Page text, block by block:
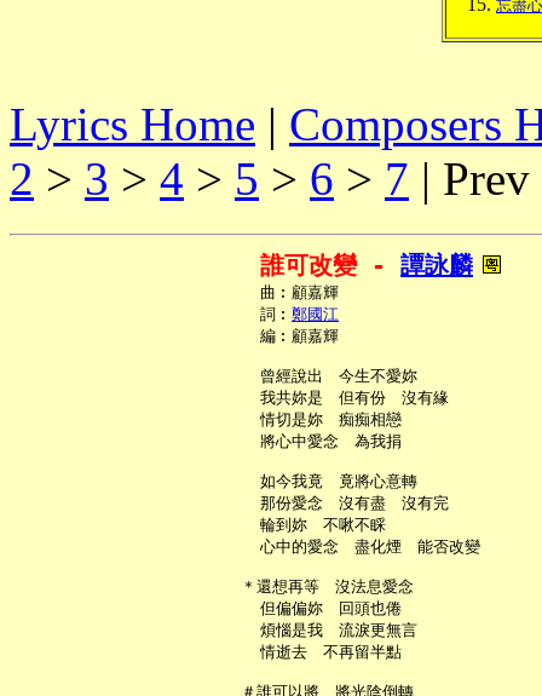
忘盡
Lyrics Home | Composers
2 > 3 > 4 > 5 > 6 > 7 |
誰可改變 - 譚詠麟
     曲︰顧嘉輝
     詞︰
鄭國江
     編︰顧嘉輝
     曾經說出　今生不愛妳
     我共妳是　但有份　沒有緣
     情切是妳　痴痴相戀
     將心中愛念　為我捐
     如今我竟　竟將心意轉
     那份愛念　沒有盡　沒有完
     輪到妳　不啾不睬
     心中的愛念　盡化煙　能否改變
   ＊還想再等　沒法息愛念
     但偏偏妳　回頭也倦
     煩惱是我　流淚更無言
     情逝去　不再留半點
   ＃誰可以將　將光陰倒轉